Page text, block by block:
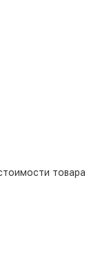
товара